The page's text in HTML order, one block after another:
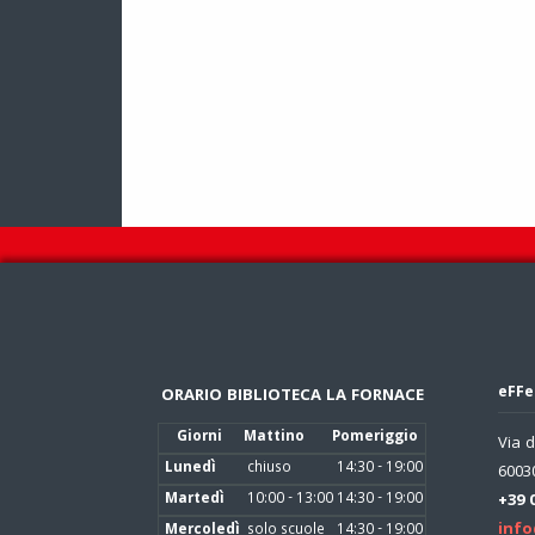
ORARIO BIBLIOTECA LA FORNACE
Giorni Mattino
Pomeriggio
Lunedì
chiuso
14:30 - 19:00
Martedì
10:00 - 13:0014:30 - 19:00
Via
+39